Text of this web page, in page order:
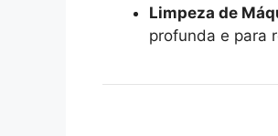
Limpeza de
profunda e para